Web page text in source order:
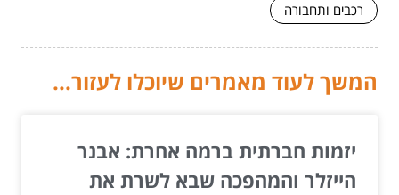
רכבים ותחבורה
המשך לעוד מאמרים שיוכלו לעזור...
יזמות חברתית ברמה אחרת: אבנר
הייזלר והמהפכה שבא לשרת את